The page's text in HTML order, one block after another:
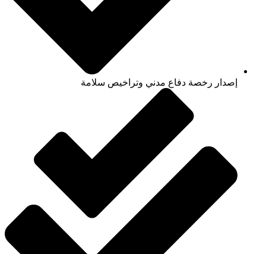
إصدار رخصة دفاع مدني وتراخيص سلامة